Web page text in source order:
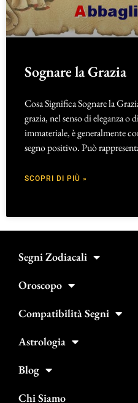
Sognare la Grazia
Cosa Significa Sognare la
grazia, nel senso di eleganza o
immateriale, è generalmente
segno positivo. Può
SCOPRI DI PIÙ »
Segni Zodiacali
Oroscopo
Compatibilità Segni
Astrologia
Blog
Chi Siamo